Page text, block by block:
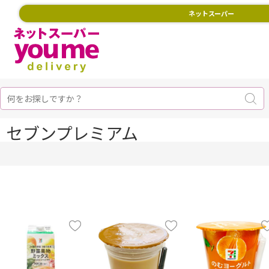
ネットスーパー
セブンプレミアム